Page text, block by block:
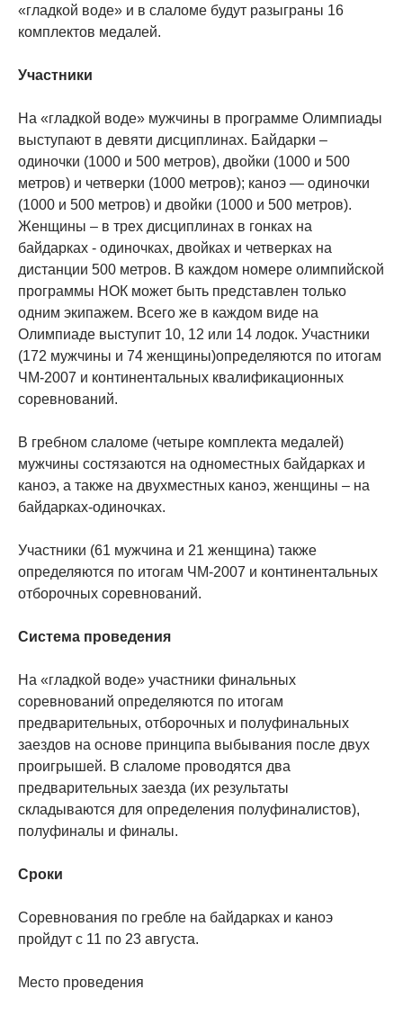
«гладкой воде» и в слаломе будут разыграны 16
комплектов медалей.
Участники
На «гладкой воде» мужчины в программе Олимпиады
выступают в девяти дисциплинах. Байдарки –
одиночки (1000 и 500 метров), двойки (1000 и 500
метров) и четверки (1000 метров); каноэ — одиночки
(1000 и 500 метров) и двойки (1000 и 500 метров).
Женщины – в трех дисциплинах в гонках на
байдарках - одиночках, двойках и четверках на
дистанции 500 метров. В каждом номере олимпийской
программы НОК может быть представлен только
одним экипажем. Всего же в каждом виде на
Олимпиаде выступит 10, 12 или 14 лодок. Участники
(172 мужчины и 74 женщины)определяются по итогам
ЧМ-2007 и континентальных квалификационных
соревнований.
В гребном слаломе (четыре комплекта медалей)
мужчины состязаются на одноместных байдарках и
каноэ, а также на двухместных каноэ, женщины – на
байдарках-одиночках.
Участники (61 мужчина и 21 женщина) также
определяются по итогам ЧМ-2007 и континентальных
отборочных соревнований.
Система проведения
На «гладкой воде» участники финальных
соревнований определяются по итогам
предварительных, отборочных и полуфинальных
заездов на основе принципа выбывания после двух
проигрышей. В слаломе проводятся два
предварительных заезда (их результаты
складываются для определения полуфиналистов),
полуфиналы и финалы.
Сроки
Соревнования по гребле на байдарках и каноэ
пройдут с 11 по 23 августа.
Место проведения